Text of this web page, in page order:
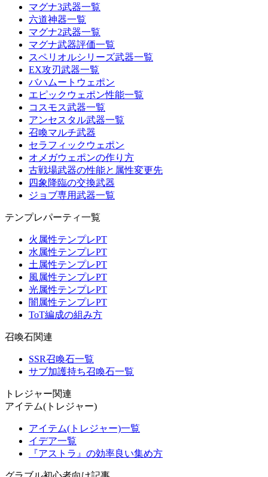
マグナ3武器一覧
六道神器一覧
マグナ2武器一覧
マグナ武器評価一覧
スペリオルシリーズ武器一覧
EX攻刃武器一覧
バハムートウェポン
エピックウェポン性能一覧
コスモス武器一覧
アンセスタル武器一覧
召喚マルチ武器
セラフィックウェポン
オメガウェポンの作り方
古戦場武器の性能と属性変更先
四象降臨の交換武器
ジョブ専用武器一覧
テンプレパーティ一覧
火属性テンプレPT
水属性テンプレPT
土属性テンプレPT
風属性テンプレPT
光属性テンプレPT
闇属性テンプレPT
ToT編成の組み方
召喚石関連
SSR召喚石一覧
サブ加護持ち召喚石一覧
トレジャー関連
アイテム(トレジャー)
アイテム(トレジャー)一覧
イデア一覧
『アストラ』の効率良い集め方